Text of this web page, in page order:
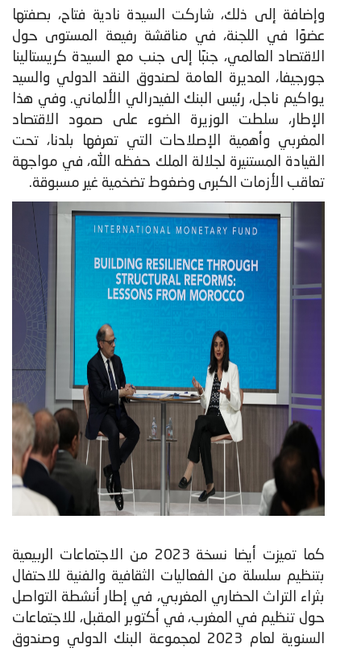
وإضافة إلى ذلك، شاركت السيدة نادية فتاح، بصفتها
عضوًا في اللجنة، في مناقشة رفيعة المستوى حول
الاقتصاد العالمي، جنبًا إلى جنب مع السيدة كريستالينا
جورجيفا، المديرة العامة لصندوق النقد الدولي والسيد
يواكيم ناجل، رئيس البنك الفيدرالي الألماني. وفي هذا
الإطار، سلطت الوزيرة الضوء على صمود الاقتصاد
المغربي وأهمية الإصلاحات التي تعرفها بلدنا، تحت
القيادة المستنيرة لجلالة الملك حفظه الله، في مواجهة
تعاقب الأزمات الكبرى وضغوط تضخمية غير مسبوقة.
كما تميزت أيضا نسخة 2023 من الاجتماعات الربيعية
بتنظيم سلسلة من الفعاليات الثقافية والفنية للاحتفال
بثراء التراث الحضاري المغربي، في إطار أنشطة التواصل
حول تنظيم في المغرب، في أكتوبر المقبل، للاجتماعات
السنوية لعام 2023 لمجموعة البنك الدولي وصندوق